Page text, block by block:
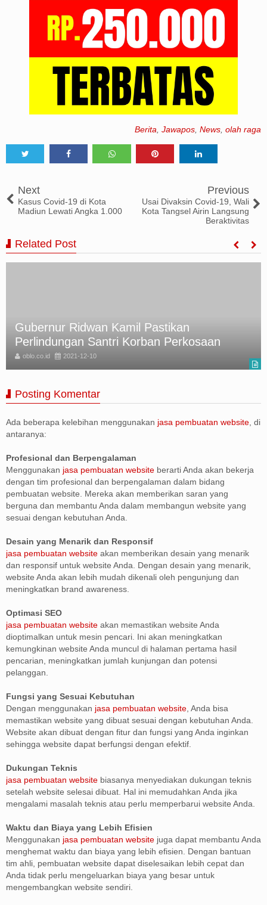
Berita Jawapos News olah raga
Next
Kasus Covid-19 di Kota
Madiun Lewati Angka 1.000
Previous
Usai Divaksin Covid-19, Wali
Kota Tangsel Airin Langsung
Beraktivitas
Related Post
Gubernur Ridwan Kamil Pastikan
Perlindungan Santri Korban Perkosaan
oblo.co.id 2021-12-10
Posting Komentar
Ada beberapa kelebihan menggunakan jasa pembuatan website , di
antaranya:
Profesional dan Berpengalaman
Menggunakan jasa pembuatan website berarti Anda akan bekerja
dengan tim profesional dan berpengalaman dalam bidang
pembuatan website. Mereka akan memberikan saran yang
berguna dan membantu Anda dalam membangun website yang
sesuai dengan kebutuhan Anda.
Desain yang Menarik dan Responsif
jasa pembuatan website akan memberikan desain yang menarik
dan responsif untuk website Anda. Dengan desain yang menarik,
website Anda akan lebih mudah dikenali oleh pengunjung dan
meningkatkan brand awareness.
Optimasi SEO
jasa pembuatan website akan memastikan website Anda
dioptimalkan untuk mesin pencari. Ini akan meningkatkan
kemungkinan website Anda muncul di halaman pertama hasil
pencarian, meningkatkan jumlah kunjungan dan potensi
pelanggan.
Fungsi yang Sesuai Kebutuhan
Dengan menggunakan jasa pembuatan website , Anda bisa
memastikan website yang dibuat sesuai dengan kebutuhan Anda.
Website akan dibuat dengan fitur dan fungsi yang Anda inginkan
sehingga website dapat berfungsi dengan efektif.
Dukungan Teknis
jasa pembuatan website biasanya menyediakan dukungan teknis
setelah website selesai dibuat. Hal ini memudahkan Anda jika
mengalami masalah teknis atau perlu memperbarui website Anda.
Waktu dan Biaya yang Lebih Efisien
Menggunakan jasa pembuatan website juga dapat membantu Anda
menghemat waktu dan biaya yang lebih efisien. Dengan bantuan
tim ahli, pembuatan website dapat diselesaikan lebih cepat dan
Anda tidak perlu mengeluarkan biaya yang besar untuk
mengembangkan website sendiri.